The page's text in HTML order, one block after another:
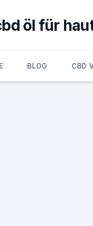
öl für
BLOG CBD